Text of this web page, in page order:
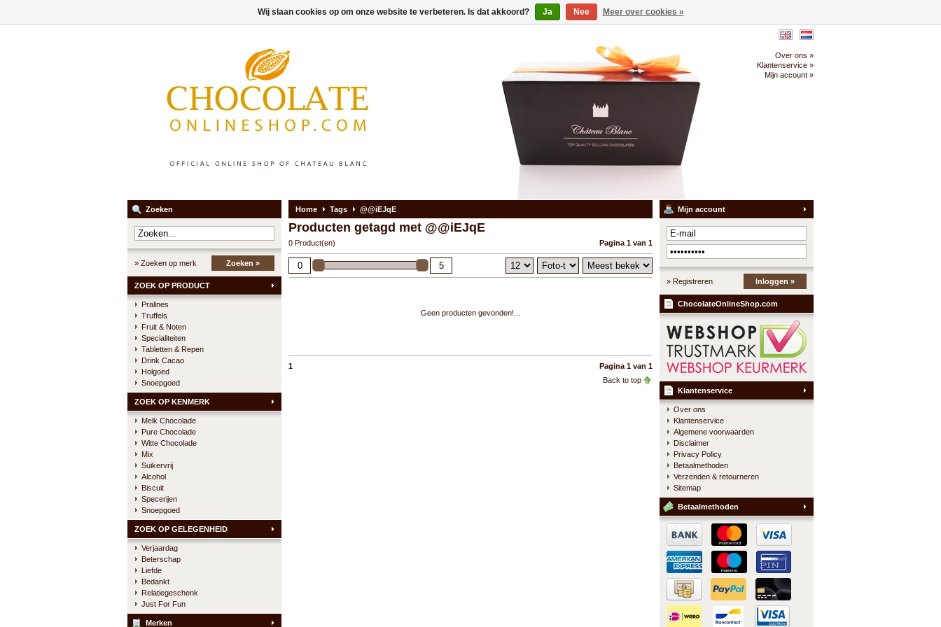
Over ons »
Klantenservice »
Mijn account »
Zoeken
» Zoeken op merk Zoeken »
ZOEK OP PRODUCT
Pralines
Truffels
Fruit & Noten
Specialiteiten
Tabletten & Repen
Drink Cacao
Holgoed
Snoepgoed
ZOEK OP KENMERK
Melk Chocolade
Pure Chocolade
Witte Chocolade
Mix
Suikervrij
Alcohol
Biscuit
Specerijen
Snoepgoed
ZOEK OP GELEGENHEID
Verjaardag
Beterschap
Liefde
Bedankt
Relatiegeschenk
Just For Fun
Merken
Home Tags @@iEJqE
Producten getagd met @@iEJqE
0 Product(en) Pagina 1 van 1
Geen producten gevonden!...
1
Pagina 1 van 1
Back to top
Mijn account
» Registreren Inloggen »
ChocolateOnlineShop.com
Klantenservice
Over ons
Klantenservice
Algemene voorwaarden
Disclaimer
Privacy Policy
Betaalmethoden
Verzenden & retourneren
Sitemap
Betaalmethoden
Wij slaan cookies op om onze website te verbeteren. Is dat akkoord? Ja Nee Meer over cookies »